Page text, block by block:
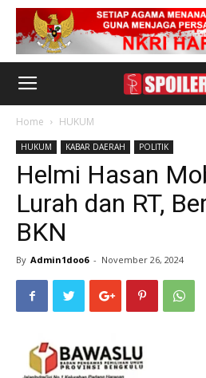
Home HUKUM
HUKUM KABAR DAERAH POLITIK
Helmi Hasan
Lurah dan RT,
BKN
By Admin1doo6 - November 26, 2024